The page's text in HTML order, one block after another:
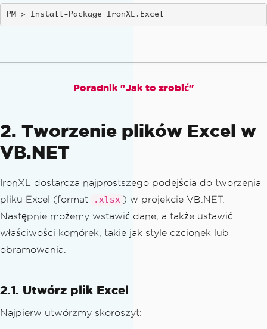
Install-Package IronXL.Excel
Poradnik "Jak to zrobić"
2. Tworzenie plików Excel w
VB.NET
IronXL dostarcza najprostszego podejścia do tworzenia
pliku Excel (format
.xlsx ) w projekcie VB.NET.
Następnie możemy wstawić dane, a także ustawić
właściwości komórek, takie jak style czcionek lub
obramowania.
2.1. Utwórz plik Excel
Najpierw utwórzmy skoroszyt: